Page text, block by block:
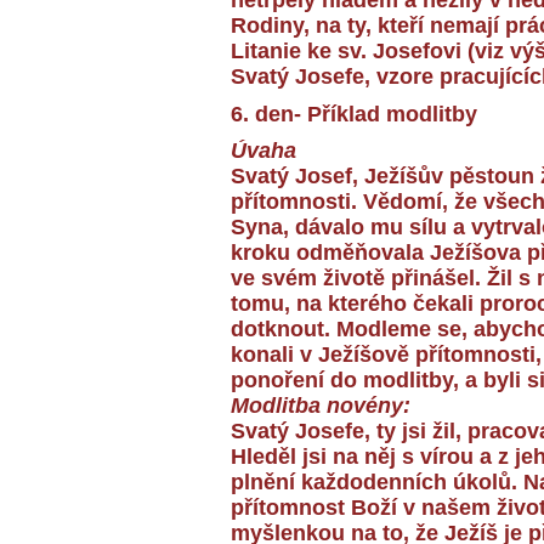
Rodiny, na ty, kteří nemají
Litanie ke sv. Josefovi (viz
Svatý Josefe, vzore
6. den- Příklad modlitby
Úvaha
Svatý Josef, Ježíšův
přítomnosti. Vědomí, že
Syna, dávalo mu sílu a
kroku odměňovala Ježíšova
ve svém životě přinášel. Žil s
tomu, na kterého čekali
dotknout. Modleme se,
konali v Ježíšově
ponoření do modlitby, a byli
Modlitba novény:
Svatý Josefe, ty jsi žil,
Hleděl jsi na něj s vírou a z
plnění každodenních úkolů.
přítomnost Boží v našem
myšlenkou na to, že Ježíš je